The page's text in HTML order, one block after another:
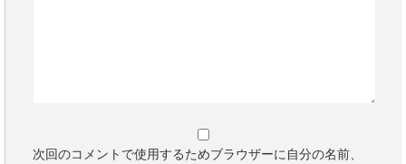
次回のコメントで使用するためブラウザーに自分の名前、